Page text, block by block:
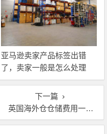
亚马逊卖家产品标签出错
了，卖家一般是怎么处理
的？
下一篇
英国海外仓仓储费用一般包括哪些？详细梳理送给你